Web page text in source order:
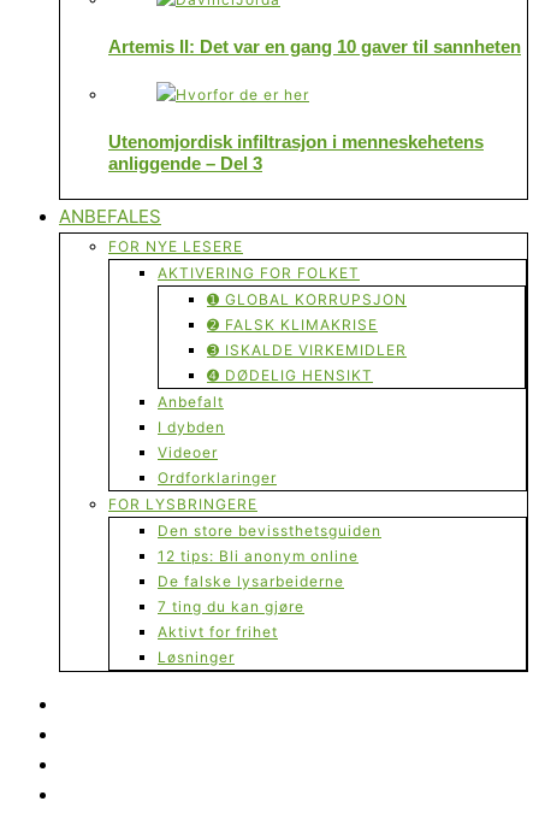
Artemis II: Det var en gang 10 gaver til sannheten
Utenomjordisk infiltrasjon i menneskehetens
anliggende – Del 3
ANBEFALES
FOR NYE LESERE
AKTIVERING FOR FOLKET
➊ GLOBAL KORRUPSJON
➋ FALSK KLIMAKRISE
➌ ISKALDE VIRKEMIDLER
➍ DØDELIG HENSIKT
Anbefalt
I dybden
Videoer
Ordforklaringer
FOR LYSBRINGERE
Den store bevissthetsguiden
12 tips: Bli anonym online
De falske lysarbeiderne
7 ting du kan gjøre
Aktivt for frihet
Løsninger